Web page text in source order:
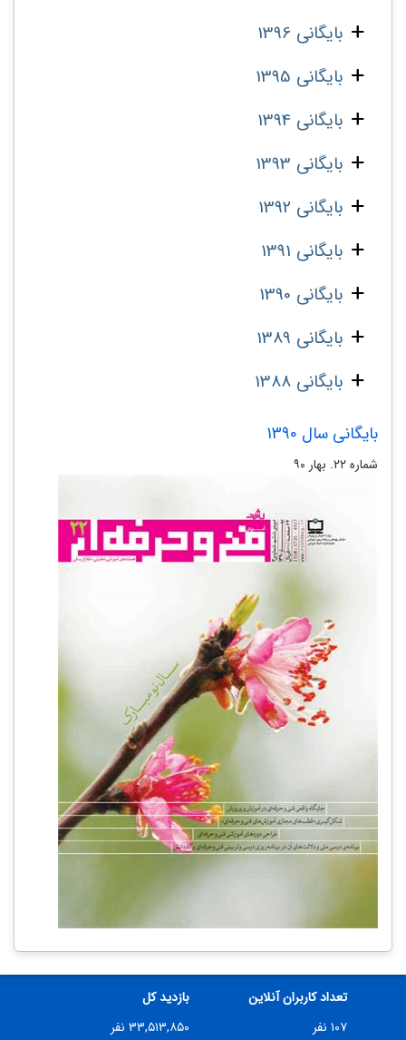
بایگانی 1396
بایگانی 1395
بایگانی 1394
بایگانی 1393
بایگانی 1392
بایگانی 1391
بایگانی 1390
بایگانی 1389
بایگانی 1388
بایگانی سال 1390
شماره‌ ۲۲. بهار ۹۰
تعداد کاربران آنلاین
۱۰۷ نفر
بازدید کل
۳۳,۵۱۳,۸۵۰ نفر